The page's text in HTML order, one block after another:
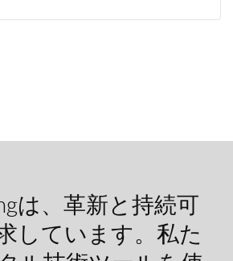
は、革新と持続可
しています。私た